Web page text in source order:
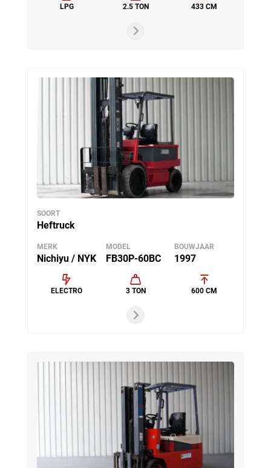
LPG 2.5 TON 433 CM
SOORT
Heftruck
MERK
Nichiyu / NYK
MODEL
FB30P-60BC
BOUWJAAR
1997
ELECTRO 3 TON 600 CM